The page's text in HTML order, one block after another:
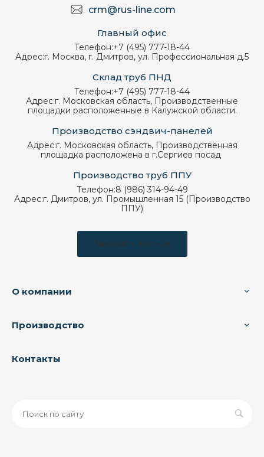
crm@rus-line.com
Главный офис
Телефон:+7 (495) 777-18-44
Адрес:г. Москва, г. Дмитров, ул. Профессиональная д.5
Склад труб ПНД
Телефон:+7 (495) 777-18-44
Адрес:г. Московская область, Производственные
площадки расположенные в Калужской области.
Производство сэндвич-панелей
Адрес:г. Московская область, Производственная
площадка расположена в г.Сергиев посад
Производство труб ППУ
Телефон:8 (986) 314-94-49
Адрес:г. Дмитров, ул. Промышленная 15 (Производство
ППУ)
Заказать звонок
О компании
Производство
Контакты